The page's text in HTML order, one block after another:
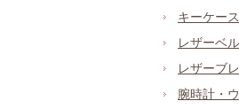
キーケー
レザーベ
レザーブ
腕時計・